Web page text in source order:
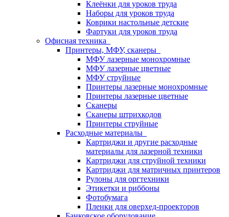
Клеёнки для уроков труда
Наборы для уроков труда
Коврики настольные детские
Фартуки для уроков труда
Офисная техника
Принтеры, МФУ, сканеры
МФУ лазерные монохромные
МФУ лазерные цветные
МФУ струйные
Принтеры лазерные монохромные
Принтеры лазерные цветные
Сканеры
Сканеры штрихкодов
Принтеры струйные
Расходные материалы
Картриджи и другие расходные
материалы для лазерной техники
Картриджи для струйной техники
Картриджи для матричных принтеров
Рулоны для оргтехники
Этикетки и риббоны
Фотобумага
Пленки для оверхед-проекторов